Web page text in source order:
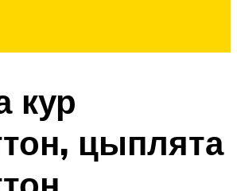
кур
цыплята